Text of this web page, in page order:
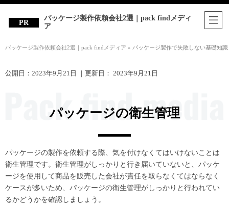
パッケージ製作依頼会社2選｜pack findメディ
ア
パッケージ製作依頼会社2選｜pack findメディア » パッケージ製作で失敗しない基礎知識
公開日： 2023年9月21日 ｜更新日： 2023年9月21日
パッケージの衛生管理
パッケージの製作を依頼する際、気を付けなくてはいけないことは
衛生管理です。衛生管理がしっかりと行き届いていないと、パッケ
ージを使用して商品を販売した会社が責任を取らなくてはならなく
ケースが多いため、パッケージの衛生管理がしっかりと行われてい
るかどうかを確認しましょう。